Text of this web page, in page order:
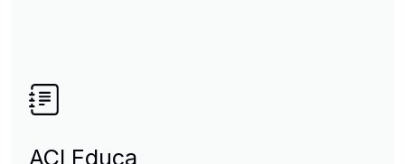
ACI Educa